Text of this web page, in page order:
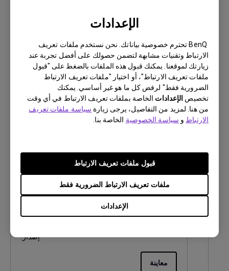
الإعدادات
BenQ تحترم خصوصية بياناتك. نحن نستخدم ملفات تعريف
الارتباط وتقنيات مشابهة لتضمن حصولك على أفضل تجربة عند
زيارتك لموقعنا. يمكنك قبول هذه الملفات بالضغط على "قبول
ملفات تعريف الارتباط"، أو اختيار "ملفات تعريف الارتباط
الضرورية فقط" لرفض كل ما هو غير أساسي. يمكنك
تخصيص الإعدادات الخاصة بملفات تعريف الارتباط في أي وقت
من هنا. لمزيد من التفاصيل، يرجى زيارة سياسة ملفات تعريف
الارتباط و سياسة الخصوصية الخاصة بنا.
الإعدادات
ملفات تعريف الارتباط الضرورية فقط
قبول ملفات تعريف الارتباط
حجم الملف:5.21 MB
إصدار:
معاينة
دليل المستخدم
دليل المستخدم
تحديث:2018/12/10
إصدار:
معاينة